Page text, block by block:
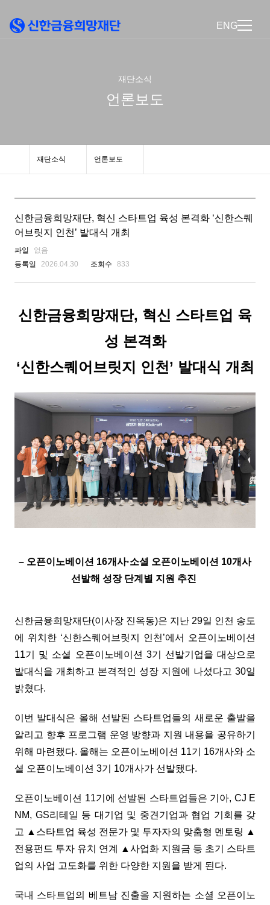
ENG
재단소식
언론보도
재단소식 언론보도
신한금융희망재단, 혁신 스타트업 육성 본격화 ‘신한스퀘
어브릿지 인천’ 발대식 개최
파일
없음
등록일
2026.04.30 조회수 833
신한금융희망재단, 혁신 스타트업 육
성 본격화
‘신한스퀘어브릿지 인천’ 발대식 개최
– 오픈이노베이션 16개사·소셜 오픈이노베이션 10개사
선발해 성장 단계별 지원 추진
신한금융희망재단(이사장 진옥동)은 지난 29일 인천 송도
에 위치한 ‘신한스퀘어브릿지 인천’에서 오픈이노베이션
11기 및 소셜 오픈이노베이션 3기 선발기업을 대상으로
발대식을 개최하고 본격적인 성장 지원에 나섰다고 30일
밝혔다.
이번 발대식은 올해 선발된 스타트업들의 새로운 출발을
알리고 향후 프로그램 운영 방향과 지원 내용을 공유하기
위해 마련됐다. 올해는 오픈이노베이션 11기 16개사와 소
셜 오픈이노베이션 3기 10개사가 선발됐다.
오픈이노베이션 11기에 선발된 스타트업들은 기아, CJ E
NM, GS리테일 등 대기업 및 중견기업과 협업 기회를 갖
고 ▲스타트업 육성 전문가 및 투자자의 맞춤형 멘토링 ▲
전용펀드 투자 유치 연계 ▲사업화 지원금 등 초기 스타트
업의 사업 고도화를 위한 다양한 지원을 받게 된다.
국내 스타트업의 베트남 진출을 지원하는 소셜 오픈이노